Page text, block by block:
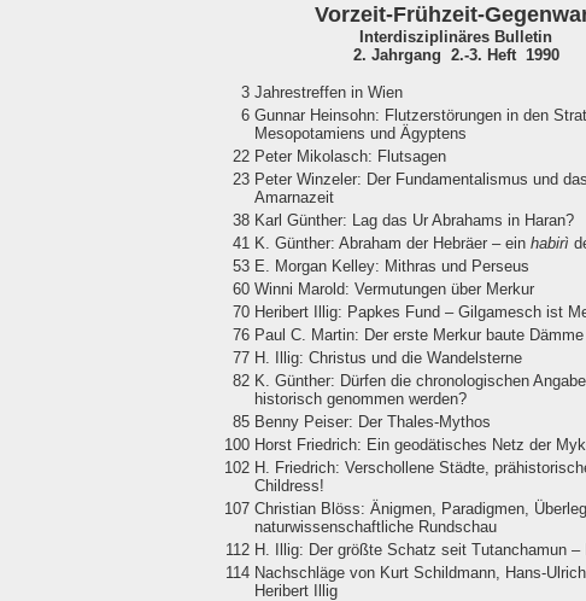
Vorzeit-Frühzeit-
Interdisziplinäres Bulletin
2. Jahrgang 2.-3. Heft 1990
3 Jahrestreffen in Wien
6 Gunnar Heinsohn: Flutzerstörungen in den
Mesopotamiens und Ägyptens
22 Peter Mikolasch: Flutsagen
23 Peter Winzeler: Der Fundamentalismus und
Amarnazeit
38 Karl Günther: Lag das Ur Abrahams in Haran?
41 K. Günther: Abraham der Hebräer – ein habirì
53 E. Morgan Kelley: Mithras und Perseus
60 Winni Marold: Vermutungen über Merkur
70 Heribert Illig: Papkes Fund – Gilgamesch ist
76 Paul C. Martin: Der erste Merkur baute Dämme
77 H. Illig: Christus und die Wandelsterne
82 K. Günther: Dürfen die chronologischen
historisch genommen werden?
85 Benny Peiser: Der Thales-Mythos
100 Horst Friedrich: Ein geodätisches Netz der
102 H. Friedrich: Verschollene Städte,
Childress!
107 Christian Blöss: Änigmen, Paradigmen,
naturwissenschaftliche Rundschau
112 H. Illig: Der größte Schatz seit Tutanchamun –
114 Nachschläge von Kurt Schildmann, Hans-
Heribert Illig